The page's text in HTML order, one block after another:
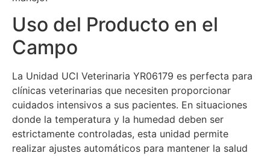
Uso del Producto en el
Campo
La Unidad UCI Veterinaria YR06179 es perfecta para
clínicas veterinarias que necesiten proporcionar
cuidados intensivos a sus pacientes. En situaciones
donde la temperatura y la humedad deben ser
estrictamente controladas, esta unidad permite
realizar ajustes automáticos para mantener la salud